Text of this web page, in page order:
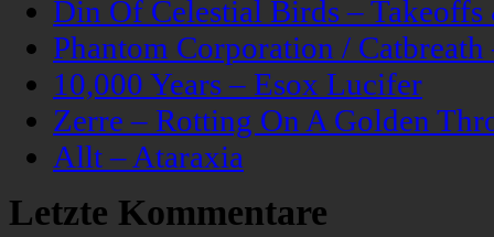
Din Of Celestial Birds –
Phantom Corporation /
10,000 Years – Esox Lucifer
Zerre – Rotting On A Golden
Allt – Ataraxia
Letzte Kommentare